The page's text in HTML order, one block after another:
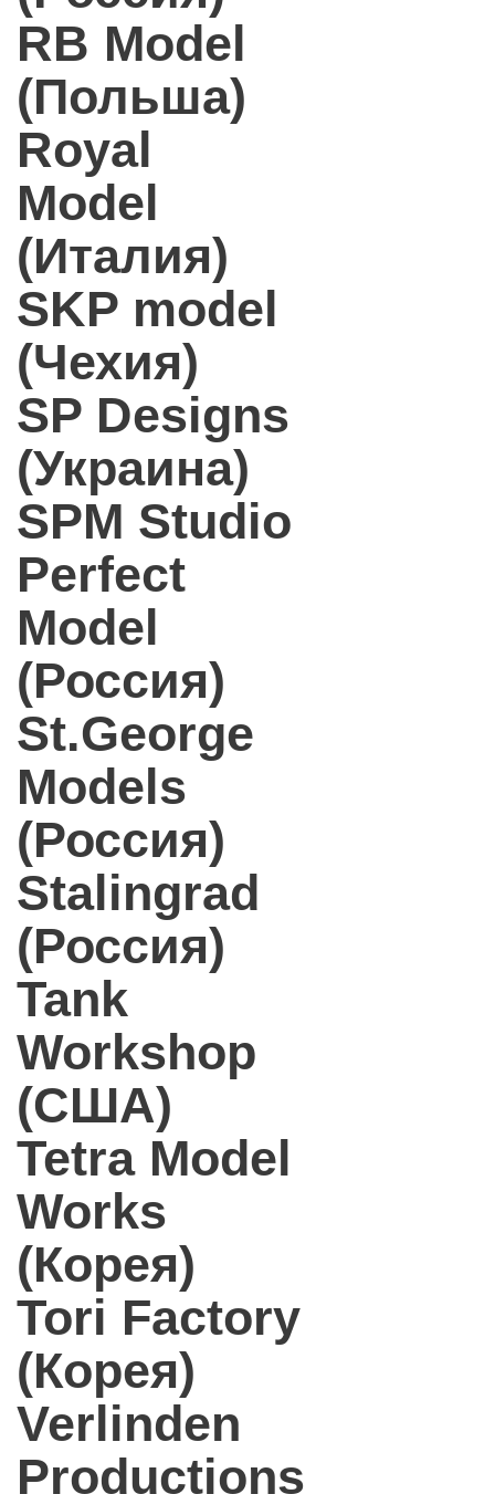
RB Model
(Польша)
Royal
Model
(Италия)
SKP model
(Чехия)
SP Designs
(Украина)
SPM Studio
Perfect
Model
(Россия)
St.George
Models
(Россия)
Stalingrad
(Россия)
Tank
Workshop
(США)
Tetra Model
Works
(Корея)
Tori Factory
(Корея)
Verlinden
Productions